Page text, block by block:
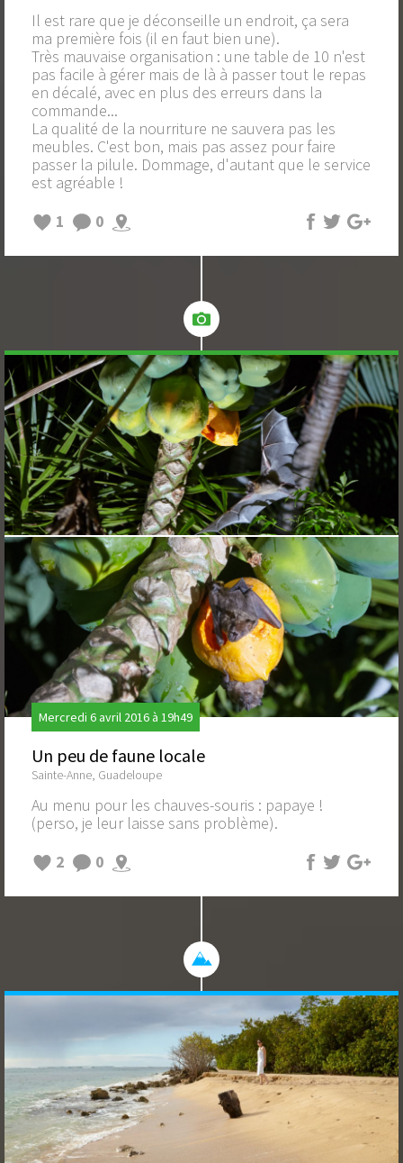
Il est rare que je déconseille un endroit, ça sera
ma première fois (il en faut bien une).
Très mauvaise organisation : une table de 10 n'est
pas facile à gérer mais de là à passer tout le repas
en décalé, avec en plus des erreurs dans la
commande...
La qualité de la nourriture ne sauvera pas les
meubles. C'est bon, mais pas assez pour faire
passer la pilule. Dommage, d'autant que le service
est agréable !
1
0
Mercredi 6 avril 2016 à 19h49
Un peu de faune locale
Sainte-Anne, Guadeloupe
Au menu pour les chauves-souris : papaye !
(perso, je leur laisse sans problème).
2
0